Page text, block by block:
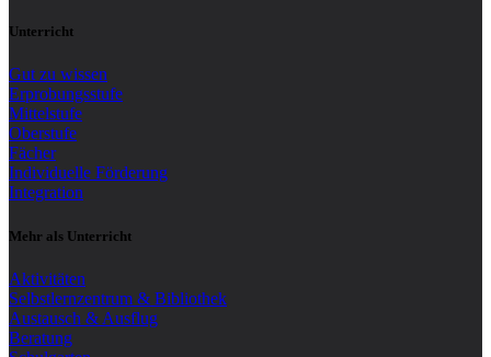
Unterricht
Gut zu wissen
Erprobungsstufe
Mittelstufe
Oberstufe
Fächer
Individuelle Förderung
Integration
Mehr als Unterricht
Aktivitäten
Selbstlernzentrum & Bibliothek
Austausch & Ausflug
Beratung